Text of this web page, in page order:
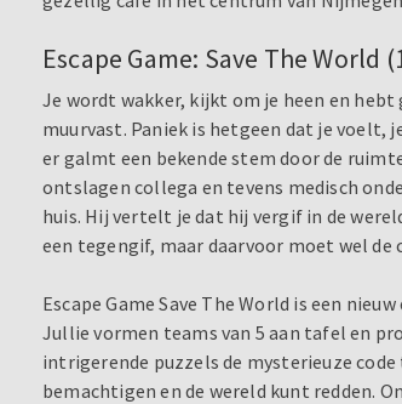
Escape Game: Save The World
Je wordt wakker, kijkt om je heen en
muurvast. Paniek is hetgeen dat je voelt,
er galmt een bekende stem door de
ontslagen collega en tevens medisch
huis. Hij vertelt je dat hij vergif in de
een tegengif, maar daarvoor moet wel
Escape Game Save The World is een
Jullie vormen teams van 5 aan tafel en
intrigerende puzzels de mysterieuze
bemachtigen en de wereld kunt redden.